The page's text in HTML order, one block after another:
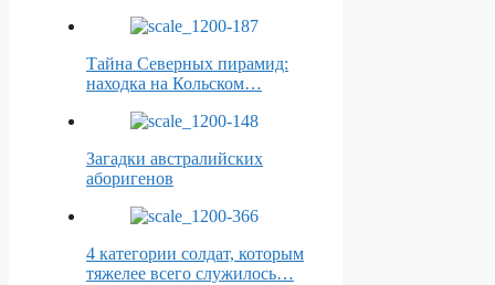
Тайна Северных пирамид:
находка на Кольском…
Загадки австралийских
аборигенов
4 категории солдат, которым
тяжелее всего служилось…